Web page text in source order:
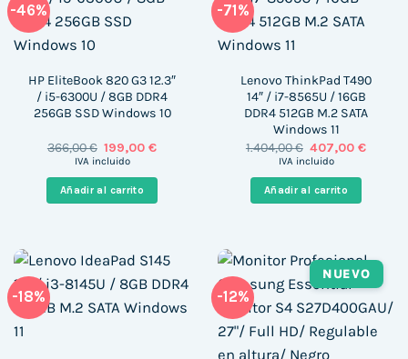
-46%
HP EliteBook 820 G3 12.3″
/ i5-6300U / 8GB DDR4
256GB SSD Windows 10
366,00€ El
precio
era:
366,00 €.
199,00€El
es:
199,00 €.
IVA incluido
Añadir al carrito
-71%
Lenovo ThinkPad T490
14″ / i7-8565U / 16GB
DDR4 512GB M.2 SATA
Windows 11
1.404,00€ El
precio
era:
1.404,00 €.
407,00€El
IVA incluido
Añadir al carrito
-18% -12%
NUEVO